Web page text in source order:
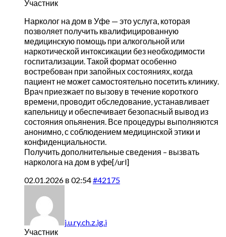
Участник
Нарколог на дом в Уфе — это услуга, которая
позволяет получить квалифицированную
медицинскую помощь при алкогольной или
наркотической интоксикации без необходимости
госпитализации. Такой формат особенно
востребован при запойных состояниях, когда
пациент не может самостоятельно посетить клинику.
Врач приезжает по вызову в течение короткого
времени, проводит обследование, устанавливает
капельницу и обеспечивает безопасный вывод из
состояния опьянения. Все процедуры выполняются
анонимно, с соблюдением медицинской этики и
конфиденциальности.
Получить дополнительные сведения – вызвать
нарколога на дом в уфе[/url]
02.01.2026 в 02:54#42175
j.u.ry.ch.z.ig.i
Участник